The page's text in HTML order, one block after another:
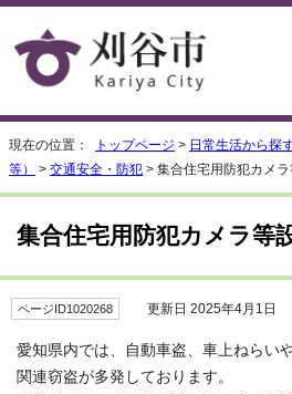
現在の位置： トップページ > 日常生活から探
等）
> 交通安全・防犯 > 集合住宅用防犯カメ
集合住宅用防犯カメラ等
ページID1020268 更新日 2025年4月1日
愛知県内では、自動車盗、車上ねらい
関連窃盗が多発しております。